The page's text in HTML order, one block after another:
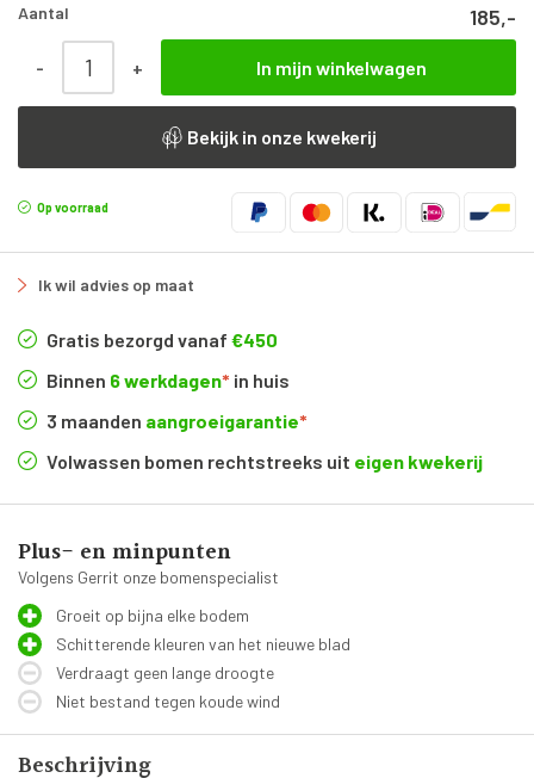
Aantal 185,-
- + In mijn winkelwagen
Bekijk in onze kwekerij
Op voorraad
Ik wil advies op maat
Gratis bezorgd vanaf €450
Binnen 6 werkdagen* in huis
3 maanden aangroeigarantie*
Volwassen bomen rechtstreeks uit eigen kwekerij
Plus- en minpunten
Volgens Gerrit onze bomenspecialist
Groeit op bijna elke bodem
Schitterende kleuren van het nieuwe blad
Verdraagt geen lange droogte
Niet bestand tegen koude wind
Beschrijving